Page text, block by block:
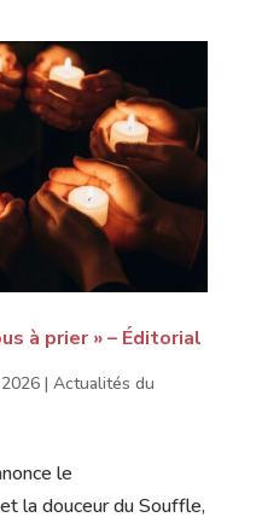
à prier » – Éditorial
| Actualités du
le
la douceur du Souffle,